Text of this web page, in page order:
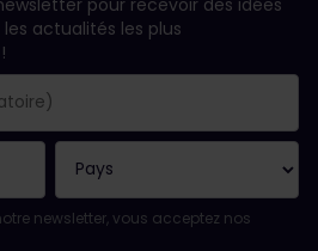
actualités les plus
est obligatoire.
valide !
a échoué. Veuillez réessayer
à cette newsletter.
générales pour vous inscrire à
newsletter, vous acceptez nos